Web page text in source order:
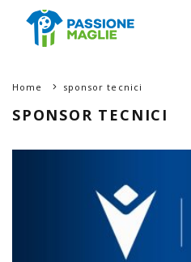
Home sponsor tecnici
SPONSOR TECNICI